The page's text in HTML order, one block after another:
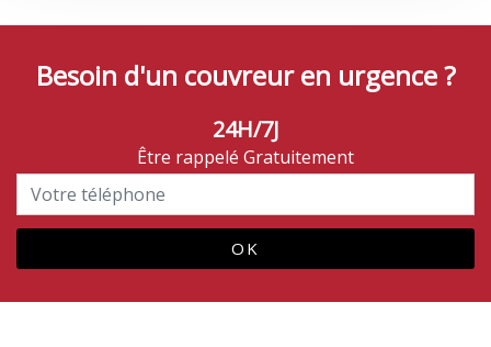
Besoin d'un couvreur en urgence ?
24H/7J
Être rappelé Gratuitement